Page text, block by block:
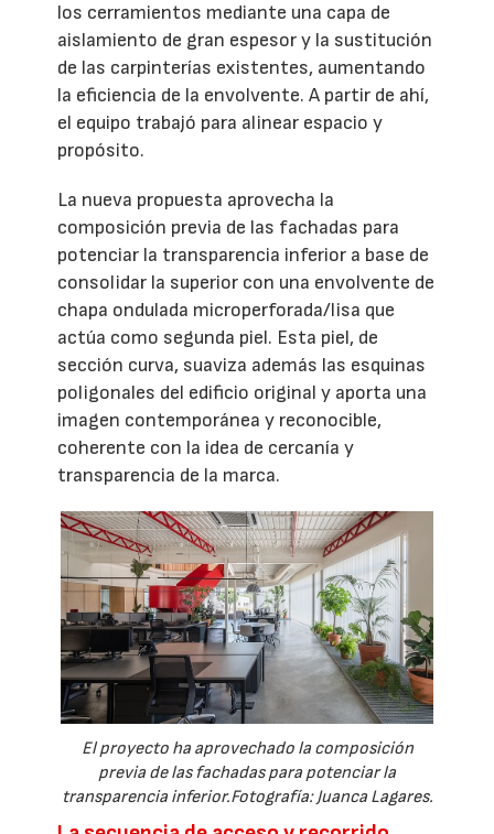
los cerramientos mediante una capa de
aislamiento de gran espesor y la sustitución
de las carpinterías existentes, aumentando
la eficiencia de la envolvente. A partir de ahí,
el equipo trabajó para alinear espacio y
propósito.
La nueva propuesta aprovecha la
composición previa de las fachadas para
potenciar la transparencia inferior a base de
consolidar la superior con una envolvente de
chapa ondulada microperforada/lisa que
actúa como segunda piel. Esta piel, de
sección curva, suaviza además las esquinas
poligonales del edificio original y aporta una
imagen contemporánea y reconocible,
coherente con la idea de cercanía y
transparencia de la marca.
El proyecto ha aprovechado la composición
previa de las fachadas para potenciar la
transparencia inferior.Fotografía: Juanca Lagares.